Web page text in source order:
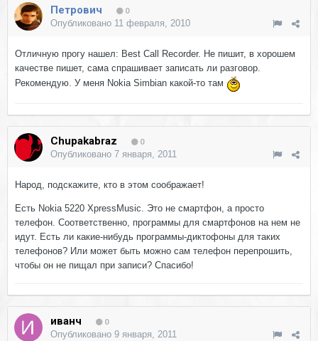
Петрович 0
Опубликовано 11 февраля, 2010
Отличную прогу нашел: Best Call Recorder. Не пишит, в хорошем
качестве пишет, сама спрашивает записать ли разговор.
Рекомендую. У меня Nokia Simbian какой-то там
Chupakabraz 0
Опубликовано 7 января, 2011
Народ, подскажите, кто в этом соображает!
Есть Nokia 5220 XpressMusic. Это не смартфон, а просто
телефон. Соответственно, программы для смартфонов на нем не
идут. Есть ли какие-нибудь программы-диктофоны для таких
телефонов? Или может быть можно сам телефон перепрошить,
чтобы он не пищал при записи? Спасибо!
иванч 0
Опубликовано 9 января, 2011